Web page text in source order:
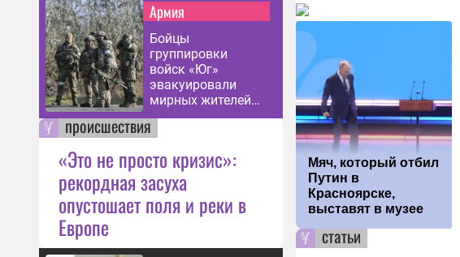
Армия
Бойцы
группировки
войск «Юг»
эвакуировали
мирных жителей
из
Константиновки
происшествия
«Это не просто кризис»:
рекордная засуха
опустошает поля и реки в
Европе
Мяч, который отбил
Путин в
Красноярске,
выставят в музее
статьи